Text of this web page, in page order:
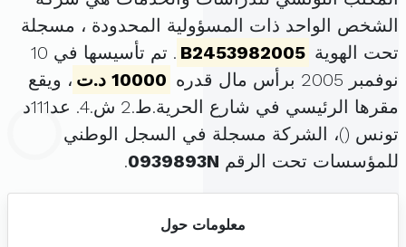
الشخص الواحد ذات المسؤولية المحدودة ، مسجلة
تحت الهوية B2453982005
. تم تأسيسها في 10
نوفمبر 2005 برأس مال قدره
10000 د.ت
، ويقع
مقرها الرئيسي في شارع الحرية.ط.2 ش.4. عد111د
تونس ()، الشركة مسجلة في السجل الوطني
للمؤسسات تحت الرقم 0939893N
.
معلومات حول